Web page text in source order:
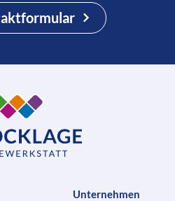
Unternehmen